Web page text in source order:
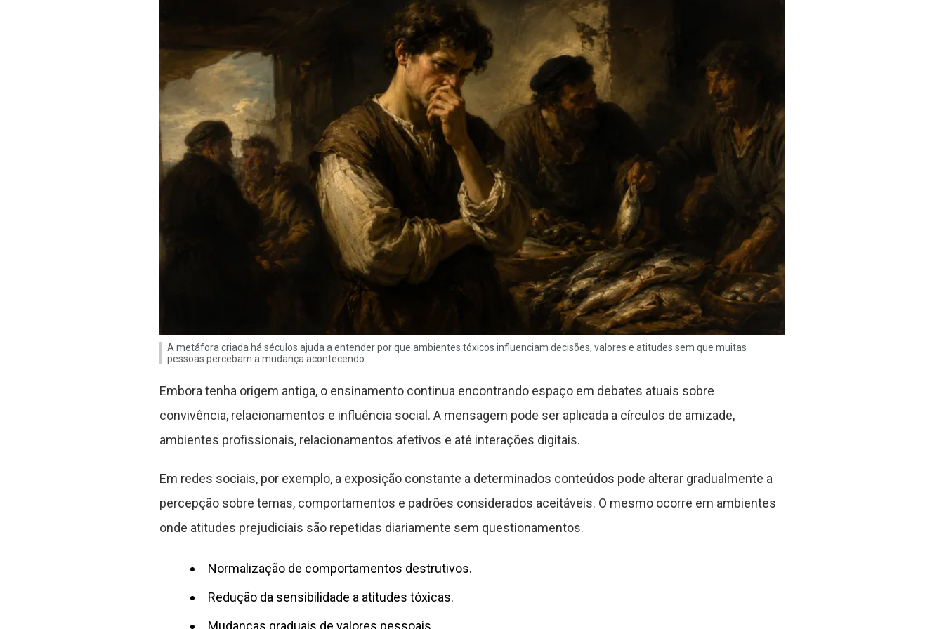
A metáfora criada há séculos ajuda a entender por que ambientes tóxicos influenciam decisões, valores e atitudes sem que muitas
pessoas percebam a mudança acontecendo.
Embora tenha origem antiga, o ensinamento continua encontrando espaço em debates atuais sobre
convivência, relacionamentos e influência social. A mensagem pode ser aplicada a círculos de amizade,
ambientes profissionais, relacionamentos afetivos e até interações digitais.
Em redes sociais, por exemplo, a exposição constante a determinados conteúdos pode alterar gradualmente a
percepção sobre temas, comportamentos e padrões considerados aceitáveis. O mesmo ocorre em ambientes
onde atitudes prejudiciais são repetidas diariamente sem questionamentos.
Normalização de comportamentos destrutivos.
Redução da sensibilidade a atitudes tóxicas.
Mudanças graduais de valores pessoais.